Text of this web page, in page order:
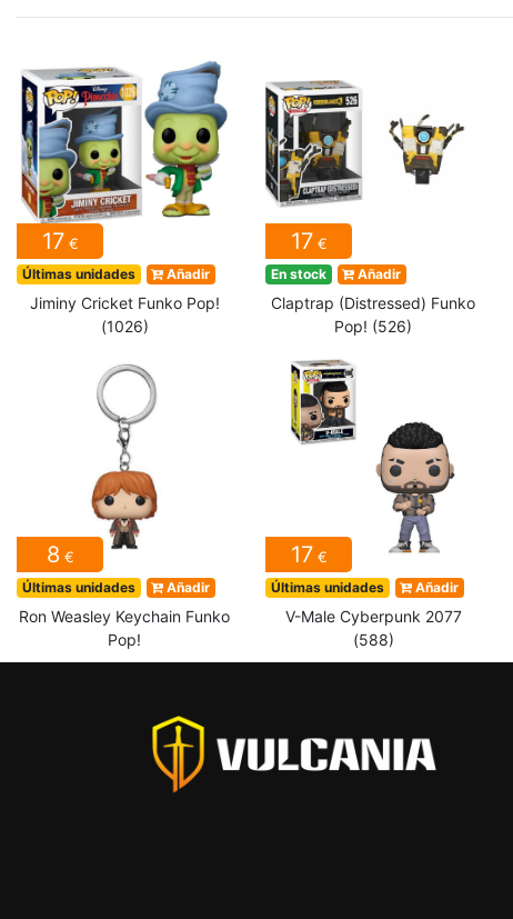
17 €
Últimas unidades Añadir
Jiminy Cricket Funko Pop!
(1026)
17 €
En stock Añadir
Claptrap (Distressed) Funko
Pop! (526)
8 €
Últimas unidades Añadir
Ron Weasley Keychain Funko
Pop!
17 €
Últimas unidades Añadir
V-Male Cyberpunk 2077
(588)